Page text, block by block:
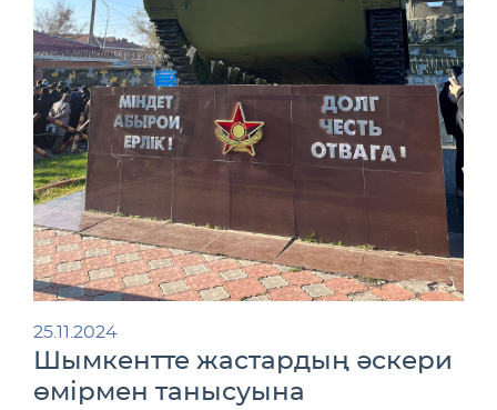
25.11.2024
Шымкентте жастардың әскери
өмірмен танысуына